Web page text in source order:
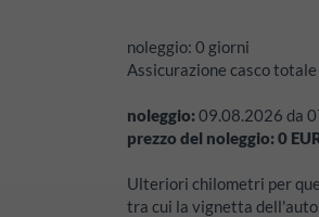
noleggio: 0 giorni
Assicurazione casco totale
noleggio:09.08.2026 da
prezzo del noleggio:0
Ulteriori chilometri per
tra cui la vignetta